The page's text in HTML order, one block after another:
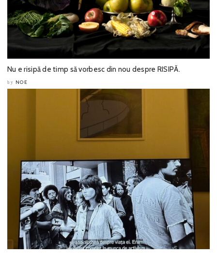
Nu e risipă de timp să vorbesc din nou despre RISIPĂ.
by NOE